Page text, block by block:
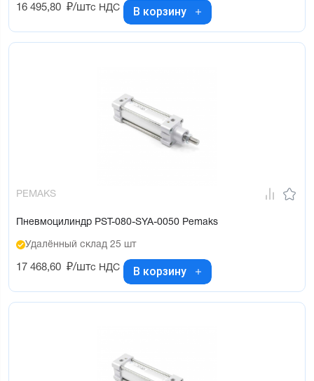
16 495,80 ₽/штс НДС В корзину
PEMAKS
Пневмоцилиндр PST-080-SYA-0050 Pemaks
Удалённый склад 25 шт
17 468,60 ₽/штс НДС В корзину